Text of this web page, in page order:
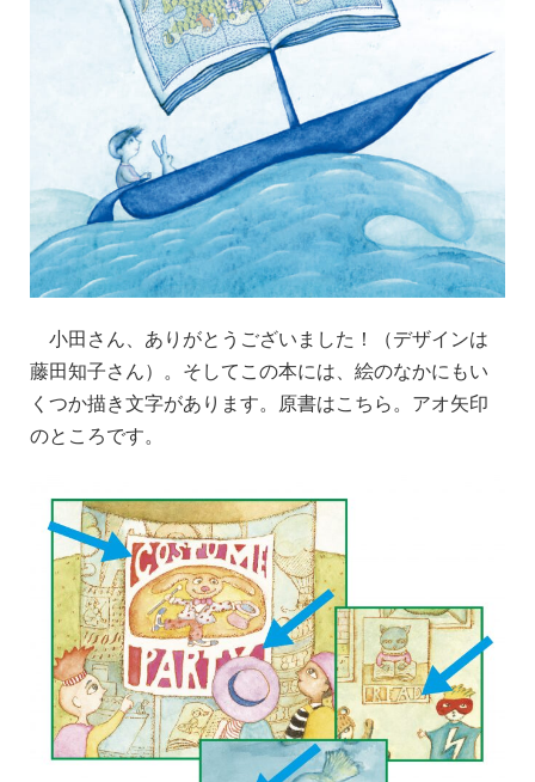
小田さん、ありがとうございました！（デザインは
藤田知子さん）。そしてこの本には、絵のなかにもい
くつか描き文字があります。原書はこちら。アオ矢印
のところです。